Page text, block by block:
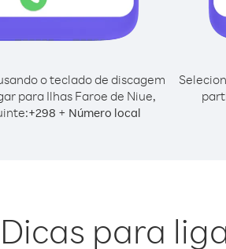
o teclado de discagem
para Ilhas Faroe de Niue,
+298 + Número local
Dicas para